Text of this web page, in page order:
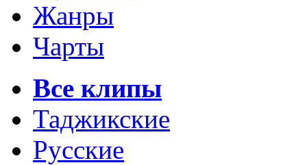
Жанры
Чарты
Все клипы
Таджикские
Русские